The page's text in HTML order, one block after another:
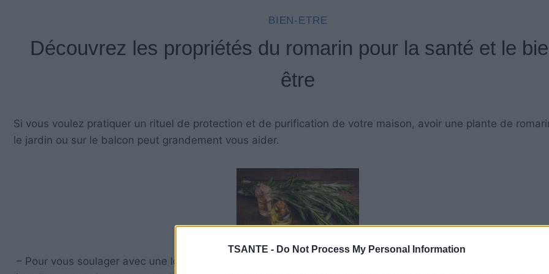
TSANTE - Do Not Process My Personal Information
BIEN-ETRE
Découvrez les propriétés du romarin pour la santé et le
être
Si vous voulez pratiquer un rituel de protection et de purification de votre maison, avoir une plante de
le jardin ou sur le balcon peut grandement vous aider.
– Pour vous soulager avec une longue journée de travail, faites bouillir une poignée de feuilles de romarin